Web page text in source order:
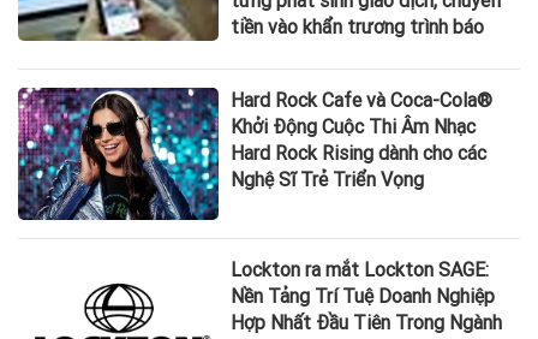
tiền vào khẩn trương trình báo
Hard Rock Cafe và Coca-Cola®
Khởi Động Cuộc Thi Âm Nhạc
Hard Rock Rising dành cho các
Nghệ Sĩ Trẻ Triển Vọng
Lockton ra mắt Lockton SAGE:
Nền Tảng Trí Tuệ Doanh Nghiệp
Hợp Nhất Đầu Tiên Trong Ngành